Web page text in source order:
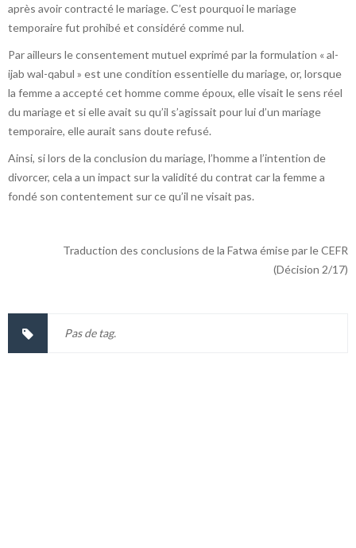
après avoir contracté le mariage. C’est pourquoi le mariage
temporaire fut prohibé et considéré comme nul.
Par ailleurs le consentement mutuel exprimé par la formulation « al-
ijab wal-qabul » est une condition essentielle du mariage, or, lorsque
la femme a accepté cet homme comme époux, elle visait le sens réel
du mariage et si elle avait su qu’il s’agissait pour lui d’un mariage
temporaire, elle aurait sans doute refusé.
Ainsi, si lors de la conclusion du mariage, l’homme a l’intention de
divorcer, cela a un impact sur la validité du contrat car la femme a
fondé son contentement sur ce qu’il ne visait pas.
Traduction des conclusions de la Fatwa émise par le CEFR
(Décision 2/17)
Pas de tag.